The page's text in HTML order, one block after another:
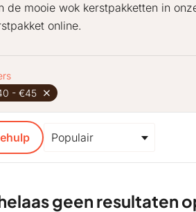
de mooie wok kerstpakketten in
online.
- €45
geen resultaten